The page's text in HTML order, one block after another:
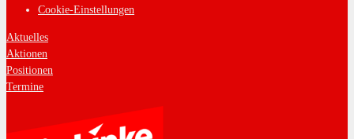
Cookie-Einstellungen
Aktuelles
Aktionen
Positionen
Termine